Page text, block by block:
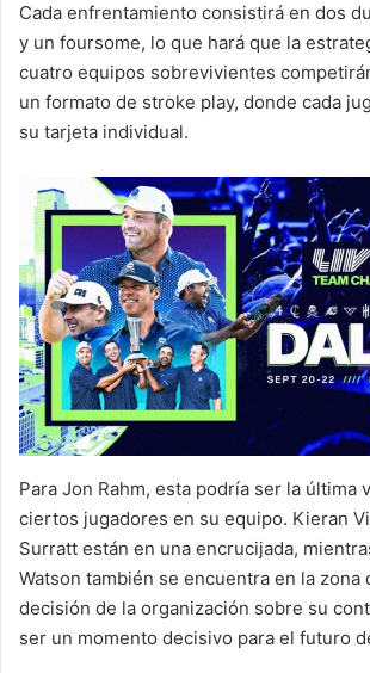
Cada enfrentamiento consistirá en dos
y un foursome, lo que hará que la
cuatro equipos sobrevivientes
un formato de stroke play, donde cada
su tarjeta individual.
Para Jon Rahm, esta podría ser la última
ciertos jugadores en su equipo. Kieran
Surratt están en una encrucijada,
Watson también se encuentra en la zona
decisión de la organización sobre su
ser un momento decisivo para el futuro